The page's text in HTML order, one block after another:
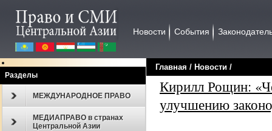
Новости События
Разделы
МЕЖДУНАРОДНОЕ ПРАВО
МЕДИАПРАВО в странах
Центральной Азии
Главная / Новости /
Кирилл Рощин:
улучшению